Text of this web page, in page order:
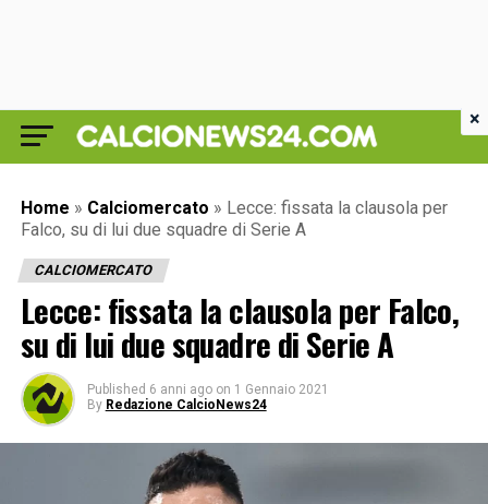
Home » Calciomercato » Lecce: fissata la clausola per
Falco, su di lui due squadre di Serie A
CALCIOMERCATO
Lecce: fissata la clausola per Falco,
su di lui due squadre di Serie A
Published 6 anni ago on 1 Gennaio 2021
By Redazione CalcioNews24
×